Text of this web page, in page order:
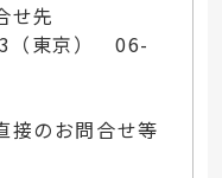
せ先
（東京） 06-
接のお問合せ等